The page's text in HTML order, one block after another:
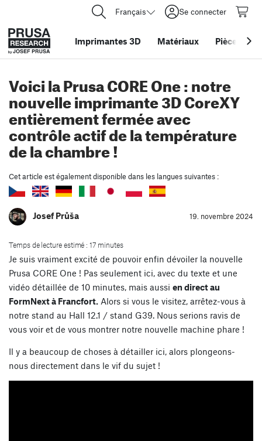
Français Se connecter
Imprimantes 3D Matériaux Pièces &
Voici la Prusa CORE One : notre
nouvelle imprimante 3D CoreXY
entièrement fermée avec
contrôle actif de la température
de la chambre !
Cet article est également disponible dans les langues suivantes :
Josef Průša 19. novembre 2024
Temps de lecture estimé : 17 minutes
Je suis vraiment excité de pouvoir enfin dévoiler la nouvelle
Prusa CORE One ! Pas seulement ici, avec du texte et une
vidéo détaillée de 10 minutes, mais aussi en direct au
FormNext à Francfort. Alors si vous le visitez, arrêtez-vous à
notre stand au Hall 12.1 / stand G39. Nous serions ravis de
vous voir et de vous montrer notre nouvelle machine phare !
Il y a beaucoup de choses à détailler ici, alors plongeons-
nous directement dans le vif du sujet !